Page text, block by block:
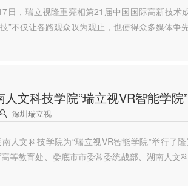
日，瑞立视隆重亮相第21届中国国际高新技术
”不仅让各路观众叹为观止，也使得众多媒体争
文科技学院“瑞立视VR智能学院
深圳瑞立视
人文科技学院为“瑞立视VR智能学院”举行了
等教育处、娄底市市委常委统战部、湖南人文